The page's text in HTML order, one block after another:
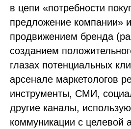
в цепи «потребности
предложение компании»
продвижением бренда
созданием
глазах потенциальных
арсенале маркетологов
инструменты, СМИ,
другие каналы,
коммуникации с целевой